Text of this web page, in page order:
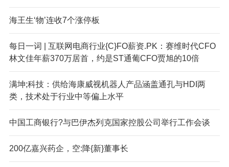
海王生‘物’连收7个涨停板
每日一词 | 互联网电商行业{C}FO薪资.PK：赛维时代CFO
林文佳年薪370万居首，约是ST通葡CFO贾旭的10倍
满坤;科技：供给海康威视机器人产品涵盖通孔与HDI两
类，技术处于行业中等偏上水平
中国工商银行?与巴伊杰列克国家控股公司举行工作会谈
200亿嘉兴药企，空:降{新}董事长